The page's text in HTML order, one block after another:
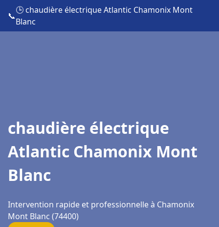
📞
🕒 chaudière électrique Atlantic Chamonix Mont
Blanc
chaudière électrique
Atlantic Chamonix Mont
Blanc
Intervention rapide et professionnelle à Chamonix
Mont Blanc (74400)